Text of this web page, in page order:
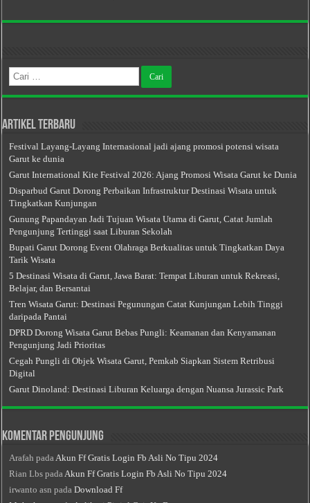
Cari
untuk:
Artikel Terbaru
Festival Layang-Layang Internasional jadi ajang promosi potensi wisata
Garut ke dunia
Garut International Kite Festival 2026: Ajang Promosi Wisata Garut ke Dunia
Disparbud Garut Dorong Perbaikan Infrastruktur Destinasi Wisata untuk
Tingkatkan Kunjungan
Gunung Papandayan Jadi Tujuan Wisata Utama di Garut, Catat Jumlah
Pengunjung Tertinggi saat Liburan Sekolah
Bupati Garut Dorong Event Olahraga Berkualitas untuk Tingkatkan Daya
Tarik Wisata
5 Destinasi Wisata di Garut, Jawa Barat: Tempat Liburan untuk Rekreasi,
Belajar, dan Bersantai
Tren Wisata Garut: Destinasi Pegunungan Catat Kunjungan Lebih Tinggi
daripada Pantai
DPRD Dorong Wisata Garut Bebas Pungli: Keamanan dan Kenyamanan
Pengunjung Jadi Prioritas
Cegah Pungli di Objek Wisata Garut, Pemkab Siapkan Sistem Retribusi
Digital
Garut Dinoland: Destinasi Liburan Keluarga dengan Nuansa Jurassic Park
Komentar Pengunjung
Arafah pada Akun Ff Gratis Login Fb Asli No Tipu 2024
Rian Lbs pada Akun Ff Gratis Login Fb Asli No Tipu 2024
irwanto asn padaDownload Ff